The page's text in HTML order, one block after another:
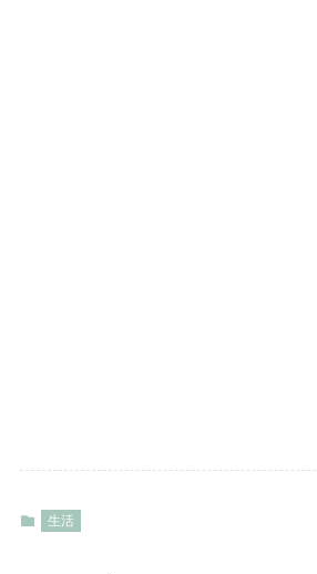
生活